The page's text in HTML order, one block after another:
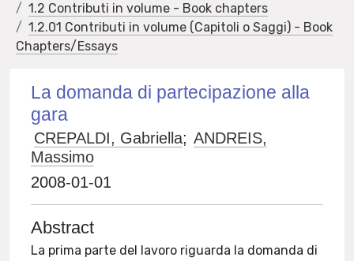
1.2 Contributi in volume - Book chapters
1.2.01 Contributi in volume (Capitoli o Saggi) - Book
Chapters/Essays
La domanda di partecipazione alla
gara
CREPALDI, Gabriella; ANDREIS,
Massimo
2008-01-01
Abstract
La prima parte del lavoro riguarda la domanda di